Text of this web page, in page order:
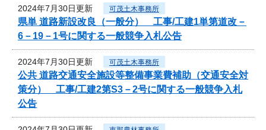
2024年7月30日更新 可茂土木事務所
県単 道路新設改良（一般分） 工事/工建1単第道改－
6－19－1号に関する一般競争入札公告
2024年7月30日更新 可茂土木事務所
公共 道路交通安全施設等整備事業費補助（交通安全対
策分） 工事/工建2第S3－2号に関する一般競争入札
公告